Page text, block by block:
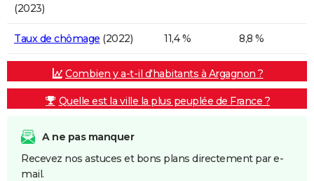
(2023)
Taux de chômage (2022) 11,4 % 8,8 %
Combien y a-t-il d'habitants à Argagnon ?
Quelle est la ville la plus peuplée de France ?
A ne pas manquer
Recevez nos astuces et bons plans directement par e-
mail.